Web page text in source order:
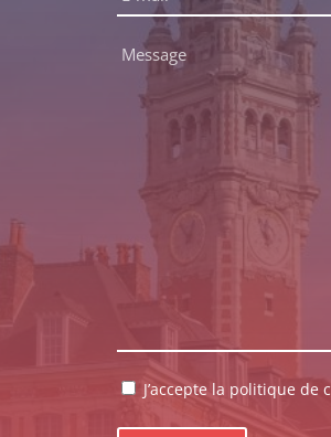
mail
Message
RGPDJ’accepte la politique de